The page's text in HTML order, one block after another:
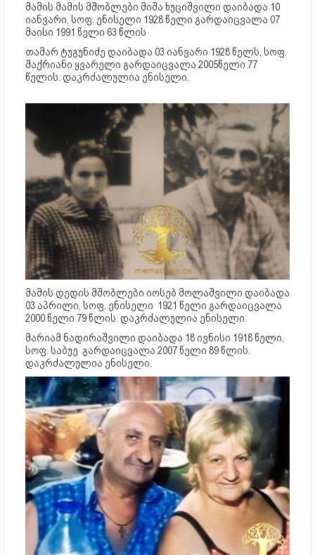
მამის მამის მშობლები მიშა ხუციშვილი დაიბადა 10
იანვარი, სოფ. ენისელი 1928 წელი გარდაიცვალა 07
მაისი 1991 წელი 63 წლის
თამარ ტუგუნიძე დაიბადა 03 იანვარი 1928 წელს, სოფ.
შაქრიანი ყვარელი გარდაიცვალა 2005წელი 77
წელის. დაკრძალულია ენისელი.
მამის დედის მშობლები იოსებ მოლაშვილი დაიბადა
03 აპრილი, სოფ. ენისელი 1921 წელი გარდაიცვალა
2000 წელი 79 წლის. დაკრძალულია ენისელი.
მარიამ ნადირაშვილი დაიბადა 18 ივნისი 1918 წელი,
სოფ. საბუე გარდაიცვალა 2007 წელი 89 წლის.
დაკრძალულია ენისელი.